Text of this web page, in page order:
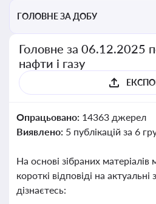
ГОЛОВНЕ ЗА ДОБУ
Головне за 06.12.2025
нафти і газу
Опрацьовано: 14363 джерел
Виявлено: 5 публікацій за 6
На основі зібраних
короткі відповіді на
дізнаєтесь: